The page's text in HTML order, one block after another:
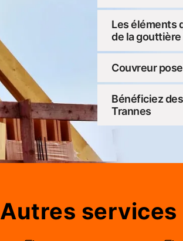
Les éléments
de la gouttière
Couvreur
Bénéficiez
Trannes
Autres services